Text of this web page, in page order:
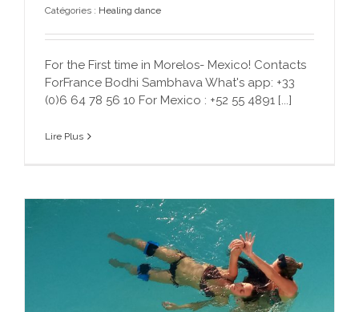
Catégories : Healing dance
For the First time in Morelos- Mexico! Contacts
ForFrance Bodhi Sambhava What's app: +33
(0)6 64 78 56 10 For Mexico : +52 55 4891 [...]
Lire Plus